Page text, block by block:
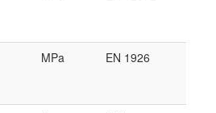
MPa EN 1926